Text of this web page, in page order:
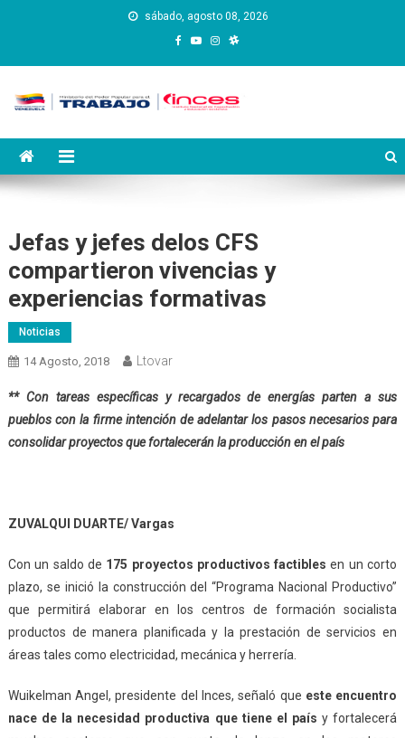
sábado, agosto 08, 2026
Instituto Nacional de
Capacitación y Educación
Jefas y jefes delos CFS
compartieron vivencias y
experiencias formativas
Noticias
14 Agosto, 2018 Ltovar
** Con tareas específicas y recargados de energías parten a sus
pueblos con la firme intención de adelantar los pasos necesarios para
consolidar proyectos que fortalecerán la producción en el país
ZUVALQUI DUARTE/ Vargas
Con un saldo de 175 proyectos productivos factibles en un corto
plazo, se inició la construcción del “Programa Nacional Productivo”
que permitirá elaborar en los centros de formación socialista
productos de manera planificada y la prestación de servicios en
áreas tales como electricidad, mecánica y herrería.
Wuikelman Angel, presidente del Inces, señaló que este encuentro
nace de la necesidad productiva que tiene el país y fortalecerá